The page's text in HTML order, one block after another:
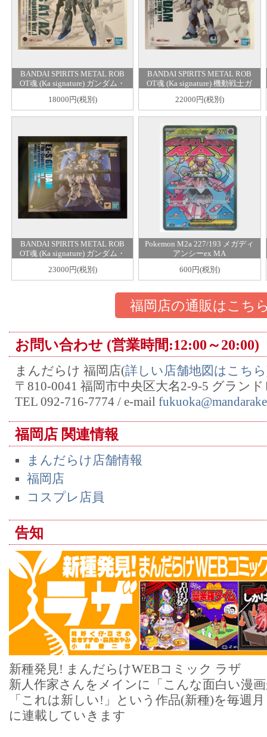
BANDAI SPIRITS METAL ROB
OT魂 (Ka signature) ガンダム・
A2(C型換装パーツセット)/Z PL
US A1/A2 [c1/c2 compatible ve
18000円(税別)
BANDAI SPIRITS METAL ROB
OT魂 (Ka signature) 機動戦士ガ
型νガンダム
22000円(税別)
BANDAI SPIRITS METAL ROB
OT魂 (Ka signature) ガンダム・
oordinate]
23000円(税別)
Pokemon M2a 227/193 メガディ
アンシーex MA
600円(税別)
福岡店の通販はこち
お問い合わせ (営業時間:12:00～20:00)
まんだらけ 福岡店(詳しい店舗地図はこちら
〒810-0041 福岡市中央区大名2-9-5 グラン
TEL 092-716-7774 / e-mail
福岡店 関連情報
まんだらけ店舗情報
福岡店
コスプレ店員
告知
新種発見! まんだらけWEBコミック ラザ
新人作家さんをメインに「こんな面白い漫
「これは新しい!」という作品(新種)を毎週
に連載していきます